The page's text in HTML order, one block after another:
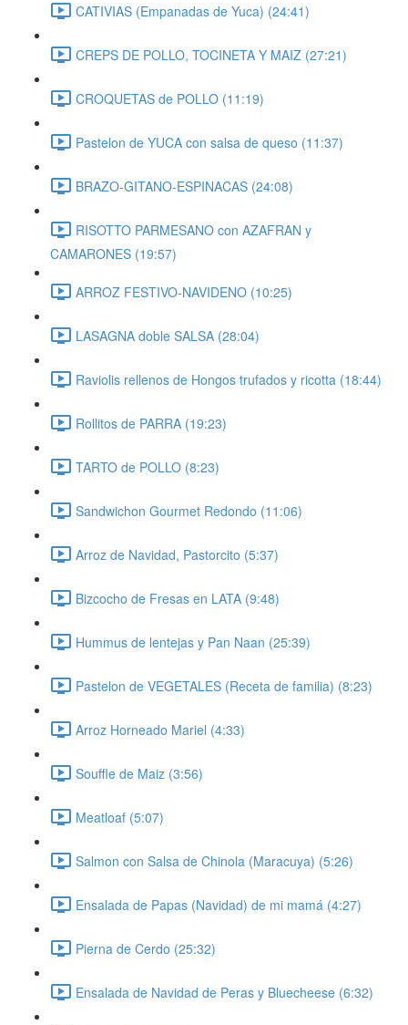
CATIVIAS (Empanadas de Yuca) (24:41)
CREPS DE POLLO, TOCINETA Y MAIZ (27:21)
CROQUETAS de POLLO (11:19)
Pastelon de YUCA con salsa de queso (11:37)
BRAZO-GITANO-ESPINACAS (24:08)
RISOTTO PARMESANO con AZAFRAN y
CAMARONES (19:57)
ARROZ FESTIVO-NAVIDENO (10:25)
LASAGNA doble SALSA (28:04)
Raviolis rellenos de Hongos trufados y ricotta (18:44)
Rollitos de PARRA (19:23)
TARTO de POLLO (8:23)
Sandwichon Gourmet Redondo (11:06)
Arroz de Navidad, Pastorcito (5:37)
Bizcocho de Fresas en LATA (9:48)
Hummus de lentejas y Pan Naan (25:39)
Pastelon de VEGETALES (Receta de familia) (8:23)
Arroz Horneado Mariel (4:33)
Souffle de Maiz (3:56)
Meatloaf (5:07)
Salmon con Salsa de Chinola (Maracuya) (5:26)
Ensalada de Papas (Navidad) de mi mamá (4:27)
Pierna de Cerdo (25:32)
Ensalada de Navidad de Peras y Bluecheese (6:32)